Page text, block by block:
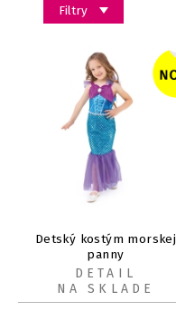
Filtry
Detský kostým morskej
panny
DETAIL
NA SKLADE